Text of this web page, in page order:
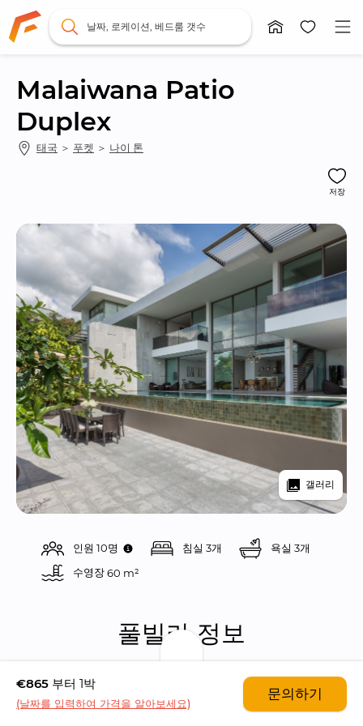
날짜, 로케이션, 베드룸 갯수
Malaiwana Patio
Duplex
태국 ＞ 푸켓 ＞ 나이 톤
저장
갤러리
인원 10명 침실 3개
욕실 3개
수영장 60 m²
풀빌라 정보
풀빌라 파티오 두플렉스는 푸켓의 나이 톤 비치에 위
치한 4 베드룸 풀빌라입니다. 고급 풀빌라 컴플렉스
€865 부터 1박
(날짜를 입력하여 가격을 알아보세요)
문의하기